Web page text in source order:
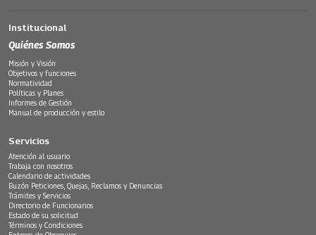
Institucional
Quiénes Somos
Misión y Visión
Objetivos y funciones
Normatividad
Políticas y Planes
Informes de Gestión
Manual de producción y estilo
Servicios
Atención al usuario
Trabaja con nosotros
Calendario de actividades
Buzón Peticiones, Quejas, Reclamos y Denuncias
Trámites y Servicios
Directorio de Funcionarios
Estado de su solicitud
Términos y Condiciones